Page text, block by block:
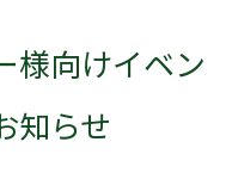
様向けイベン
知らせ